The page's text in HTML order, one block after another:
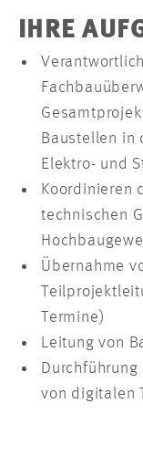
IHRE
Baustellen in
Elektro- und
Koordinieren
technischen
Übernahme
Termine)
Leitung von
von digitalen